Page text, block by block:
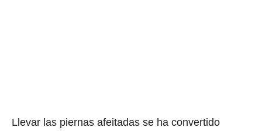
Llevar las piernas afeitadas se ha convertido